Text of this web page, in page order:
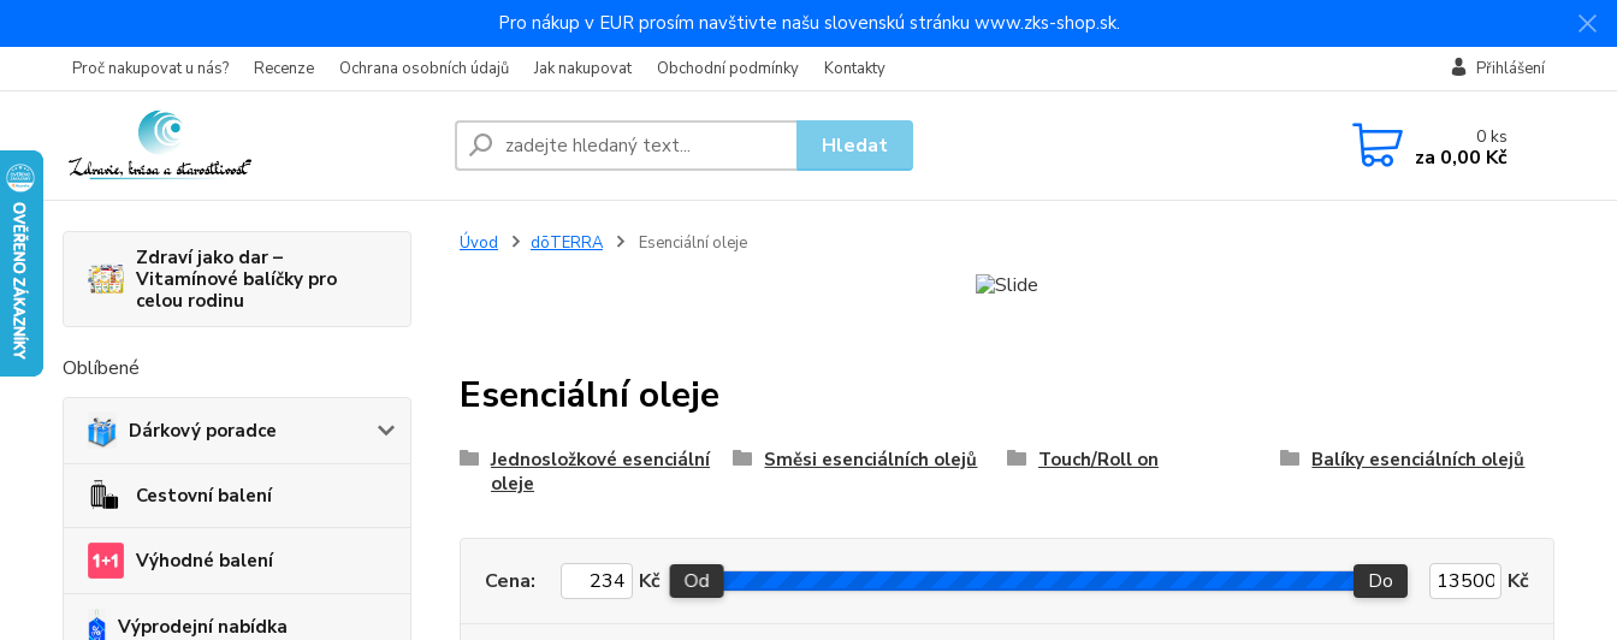
Pro nákup v EUR prosím navštivte našu slovenskú stránku www.zks-shop.sk.
Proč nakupovat u nás? Recenze Ochrana osobních údajů Jak nakupovat Obchodní podmínky Kontakty Přihlášení
Hledat 0ks
za 0,00 Kč
Zdraví jako dar –
Vitamínové balíčky pro
celou rodinu
Oblíbené
Dárkový poradce
Cestovní balení
Výhodné balení
Výprodejní nabídka
Úvod dōTERRA Esenciální oleje
Esenciální oleje
Jednosložkové esenciální
oleje
Směsi esenciálních olejů Touch/Roll on Balíky esenciálních olejů
Cena: Kč Od Do Kč